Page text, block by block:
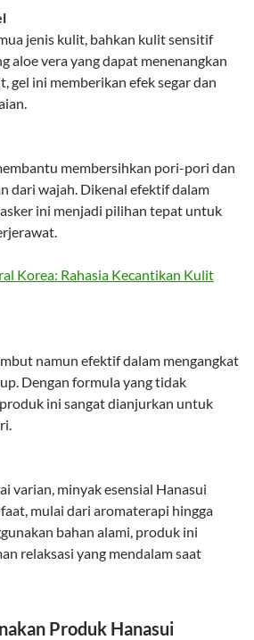
jenis kulit, bahkan kulit sensitif
aloe vera yang dapat menenangkan
gel ini memberikan efek segar dan
membersihkan pori-pori dan
dari wajah. Dikenal efektif dalam
ini menjadi pilihan tepat untuk
Korea: Rahasia Kecantikan Kulit
namun efektif dalam mengangkat
Dengan formula yang tidak
ini sangat dianjurkan untuk
varian, minyak esensial Hanasui
mulai dari aromaterapi hingga
bahan alami, produk ini
relaksasi yang mendalam saat
Produk Hanasui